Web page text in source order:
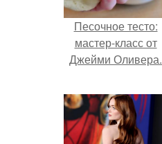
Песочное тесто:
мастер-класс от
Джейми Оливера.